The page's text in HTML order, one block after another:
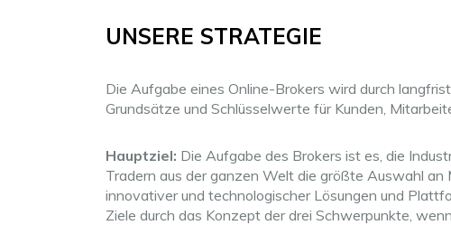
UNSERE STRATEGIE
Die Aufgabe eines Online-Brokers wird durch
Grundsätze und Schlüsselwerte für Kunden,
Hauptziel: Die Aufgabe des Brokers ist es, die
Tradern aus der ganzen Welt die größte Auswahl
innovativer und technologischer Lösungen und
Ziele durch das Konzept der drei Schwerpunkte,